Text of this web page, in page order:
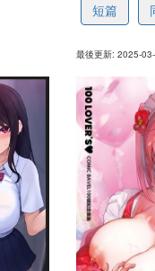
短篇
最後更新: 2025-